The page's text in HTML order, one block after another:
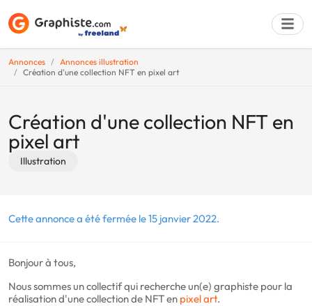
Annonces
Annonces illustration
Création d'une collection NFT en pixel art
Création d'une collection NFT en
pixel art
Illustration
Cette annonce a été fermée le 15 janvier 2022.
Bonjour à tous,
Nous sommes un collectif qui recherche un(e) graphiste pour la
réalisation d'une collection de NFT en pixel art.